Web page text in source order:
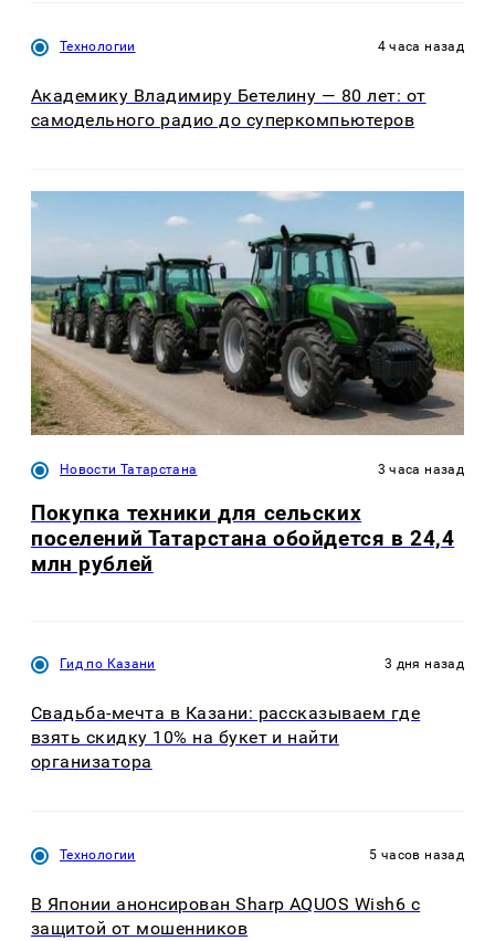
Технологии 4 часа назад
Академику Владимиру Бетелину — 80 лет: от
самодельного радио до суперкомпьютеров
Новости Татарстана 3 часа назад
Покупка техники для сельских
поселений Татарстана обойдется в 24,4
млн рублей
Гид по Казани 3 дня назад
Свадьба-мечта в Казани: рассказываем где
взять скидку 10% на букет и найти
организатора
Технологии 5 часов назад
В Японии анонсирован Sharp AQUOS Wish6 с
защитой от мошенников